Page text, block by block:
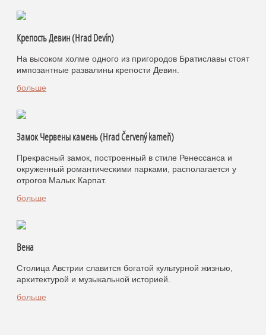
Крепость Девин (Hrad Devín)
На высоком холме одного из пригородов Братиславы стоят
импозантные развалины крепости Девин.
больше
Замок Червены камень (Hrad Červený kameň)
Прекрасный замок, построенный в стиле Ренессанса и
окруженный романтическими парками, располагается у
отрогов Малых Карпат.
больше
Вена
Столица Австрии славится богатой культурной жизнью,
архитектурой и музыкальной историей.
больше